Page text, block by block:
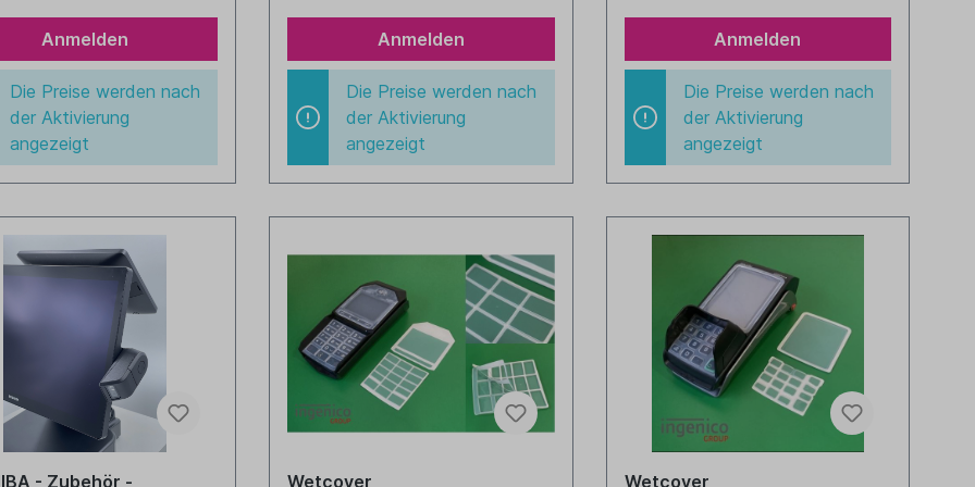
Anmelden
Die Preise werden nach
der Aktivierung
angezeigt
Anmelden
Die Preise werden nach
der Aktivierung
angezeigt
Anmelden
Die Preise werden nach
der Aktivierung
angezeigt
- Zubehör - Wetcover Wetcover